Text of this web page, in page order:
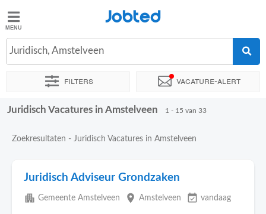
Jobted
Vacatures
Salarissen
Jobted
Juridisch, Amstelveen
Filters Vacature-alert
Sorteer op Exacte locatie Bedrijf Soort dienstverband
Juridisch Vacatures in Amstelveen 1 - 15 van 33
Zoekresultaten - Juridisch Vacatures in Amstelveen
Juridisch Adviseur Grondzaken
apartment Gemeente Amstelveen place Amstelveen event_available vandaag